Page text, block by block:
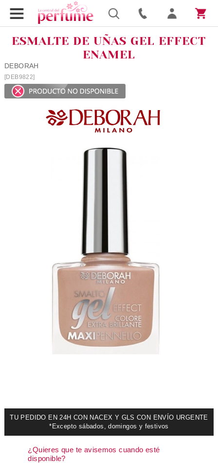
ESMALTE DE UÑAS GEL EFFECT
ENAMEL
DEBORAH
[DEB9822]
TU PEDIDO EN 24H CON NACEX Y GLS CON ENVÍO URGENTE
*Excepto sábados, domingos y festivos
¿Quieres que te avisemos cuando esté
disponible?